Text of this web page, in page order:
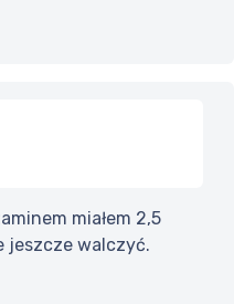
miałem 2,5
jeszcze walczyć.